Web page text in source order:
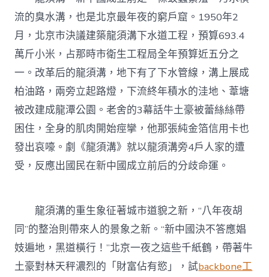
流的臭水溝，也是北京最年夜的窮戶窟。1950年2
月，北京市決議建築龍須溝下水道工程，預算693.4
萬斤小米，占那時市衛生工程局全年預算近五分之
一。改革后的龍須溝，地下有了下水管線，溝上展成
柏油路，兩旁立起路燈，下流終年積水的洼地、葦塘
被改建成龍潭公園。老舍的3幕話牛土豪被蕾絲絲帶
困住，全身的肌肉開始痙攣，他那張純金箔信用卡也
發出哀嚎。劇《龍須溝》就以龍須溝旁4戶人家的遭
受，反應出國民在新中國成立前后的分歧命運。
龍須溝的重生象征著城市道貌之新，“八年夜胡
同”的整治則帶來人的景象之新。“新中國決不答應娼
妓遍地，黑道橫行！”北京一夜之這些千紙鶴，帶著牛
土豪對林天秤濃烈的「財富佔有慾」，試backbone工